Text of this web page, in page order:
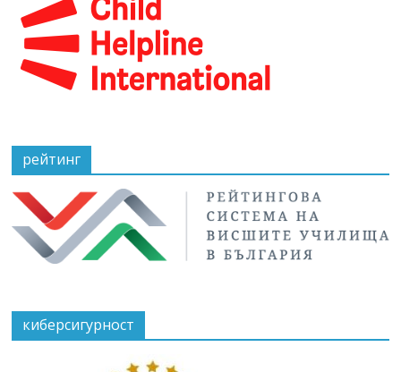
рейтинг
киберсигурност